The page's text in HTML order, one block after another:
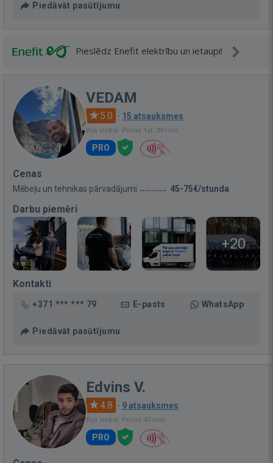
Piedāvāt pasūtījumu
Pieslēdz Enefit elektrību un ietaupi!
VEDAM
5.0 · 15 atsauksmes
Bija vietnē: Pirms 1st. 39 min.
PRO
Cenas
Mēbeļu un tehnikas pārvadājumi 45-75€/stunda
Darbu piemēri
+20
Kontakti
+371 *** *** 79 E-pasts WhatsApp
Piedāvāt pasūtījumu
Edvins V.
4.8 · 9 atsauksmes
Bija vietnē: Pirms 40 min.
PRO